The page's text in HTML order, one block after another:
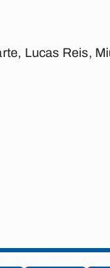
Lucas Reis,